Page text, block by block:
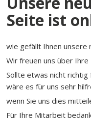
Seite ist
wie gefällt Ihnen unsere
Wir freuen uns über Ihre
Sollte etwas nicht
wäre es für uns sehr
wenn Sie uns dies
Für Ihre Mitarbeit